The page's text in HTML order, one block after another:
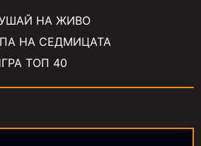
НА ЖИВО
НА СЕДМИЦАТА
ТОП 40